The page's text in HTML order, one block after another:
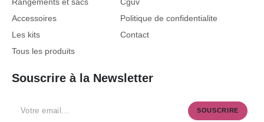
Accessoires
Les kits
Tous les produits
Politique de confidentialite
Contact
Souscrire à la Newsletter
SOUSCRIRE